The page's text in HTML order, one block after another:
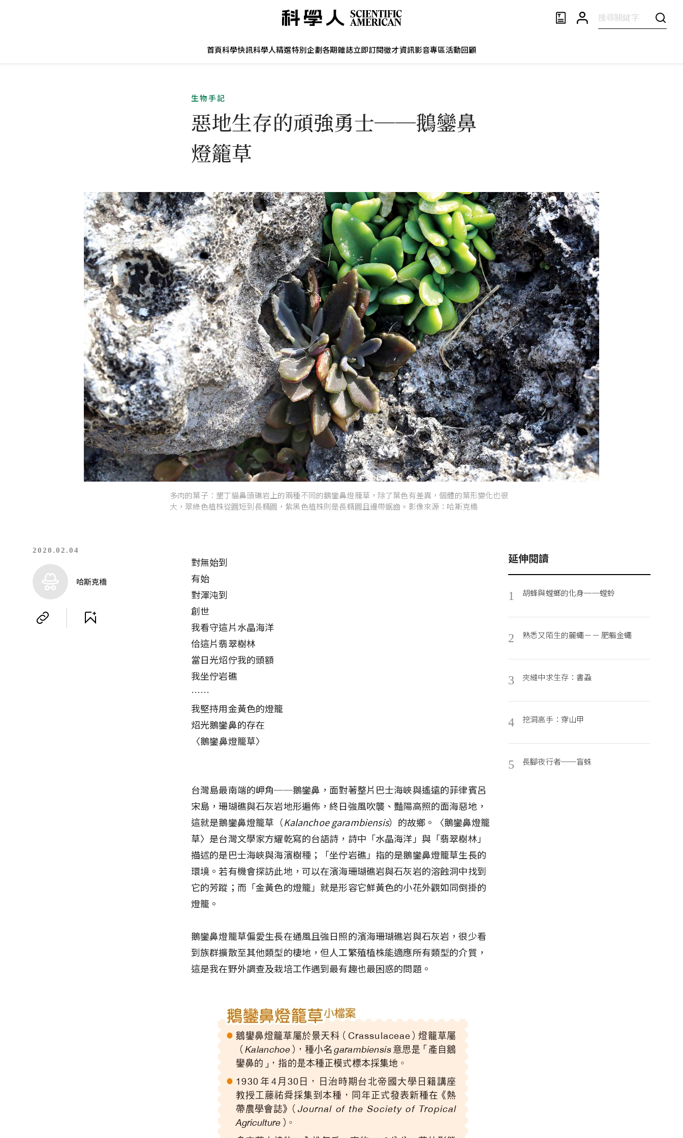
首頁科學快訊科學人精選特別企劃各期雜誌立即訂閱徵才資訊影音專區活動回顧
生物手記
惡地生存的頑強勇士──鵝鑾鼻
燈籠草
多肉的葉子：墾丁貓鼻頭礁岩上的兩種不同的鵝鑾鼻燈籠草，除了葉色有差異，個體的葉形變化也很
大，翠綠色植株從圓短到長橢圓，紫黑色植株則是長橢圓且邊帶鋸齒。影像來源：哈斯克橋
2020.02.04
哈斯克橋
對無始到
有始
對渾沌到
創世
我看守這片水晶海洋
佮這片翡翠樹林
當日光炤佇我的頭額
我坐佇岩礁
……
我堅持用金黃色的燈籠
炤光鵝鑾鼻的存在
――〈鵝鑾鼻燈籠草〉
台灣島最南端的岬角──鵝鑾鼻，面對著整片巴士海峽與遙遠的菲律賓呂
宋島，珊瑚礁與石灰岩地形遍佈，終日強風吹襲、豔陽高照的面海惡地，
這就是鵝鑾鼻燈籠草（Kalanchoe garambiensis）的故鄉。〈鵝鑾鼻燈籠
草〉是台灣文學家方耀乾寫的台語詩，詩中「水晶海洋」與「翡翠樹林」
描述的是巴士海峽與海濱樹種；「坐佇岩礁」指的是鵝鑾鼻燈籠草生長的
環境。若有機會探訪此地，可以在濱海珊瑚礁岩與石灰岩的溶蝕洞中找到
它的芳蹤；而「金黃色的燈籠」就是形容它鮮黃色的小花外觀如同倒掛的
燈籠。
鵝鑾鼻燈籠草偏愛生長在通風且強日照的濱海珊瑚礁岩與石灰岩，很少看
到族群擴散至其他類型的棲地，但人工繁殖植株能適應所有類型的介質，
這是我在野外調查及栽培工作遇到最有趣也最困惑的問題。
延伸閱讀
1 胡蜂與螳螂的化身──螳蛉
2 熟悉又陌生的麗蠅－－ 肥軀金蠅
3 夾縫中求生存：書蝨
4 挖洞高手：穿山甲
5 長腳夜行者──盲蛛